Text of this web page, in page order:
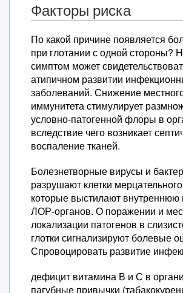
Факторы риска
По какой причине появляется
при глотании с одной стороны?
симптом может
атипичном развитии
заболеваний. Снижение
иммунитета стимулирует
условно-патогенной флоры в
вследствие чего возникает
воспаление тканей.
Болезнетворные вирусы и
разрушают клетки
которые выстилают внутреннюю
ЛОР-органов. О поражении и
локализации патогенов в
глотки сигнализируют болевые
Спровоцировать развитие
дефицит витамина В и С в
пагубные привычки